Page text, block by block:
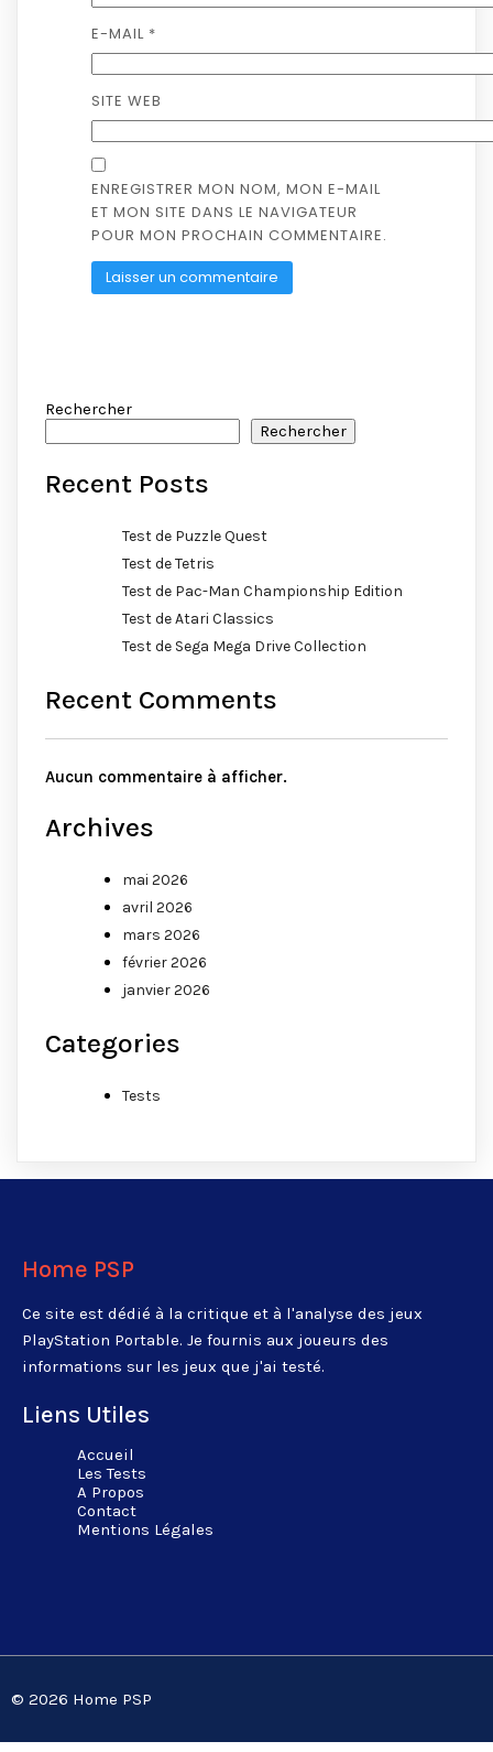
E-MAIL *
SITE WEB
ENREGISTRER MON NOM, MON E-MAIL
ET MON SITE DANS LE NAVIGATEUR
POUR MON PROCHAIN COMMENTAIRE.
Rechercher
Rechercher
Recent Posts
Test de Puzzle Quest
Test de Tetris
Test de Pac-Man Championship Edition
Test de Atari Classics
Test de Sega Mega Drive Collection
Recent Comments
Aucun commentaire à afficher.
Archives
mai 2026
avril 2026
mars 2026
février 2026
janvier 2026
Categories
Tests
Home PSP
Ce site est dédié à la critique et à l'analyse des jeux
PlayStation Portable. Je fournis aux joueurs des
informations sur les jeux que j'ai testé.
Liens Utiles
Accueil
Les Tests
A Propos
Contact
Mentions Légales
© 2026 Home PSP